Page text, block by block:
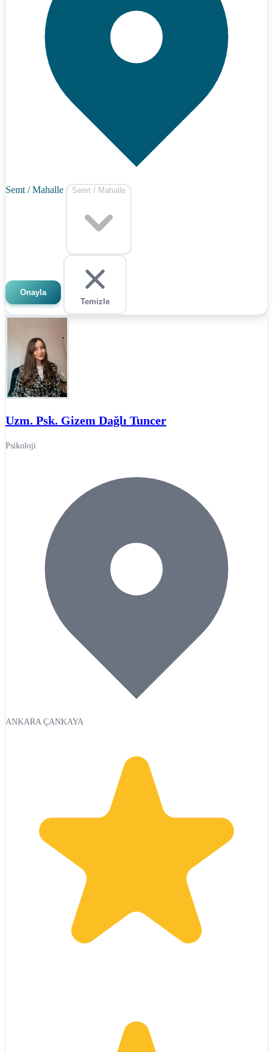
Semt / Mahalle Semt / Mahalle
Onayla
Temizle
Uzm. Psk. Gizem Dağlı Tuncer
Psikoloji
ANKARA ÇANKAYA